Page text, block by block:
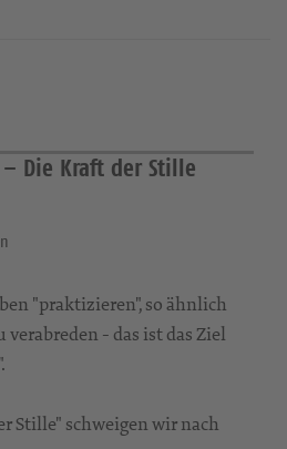
Die Kraft der Stille
"praktizieren", so ähnlich
verabreden - das ist das Ziel
Stille" schweigen wir nach